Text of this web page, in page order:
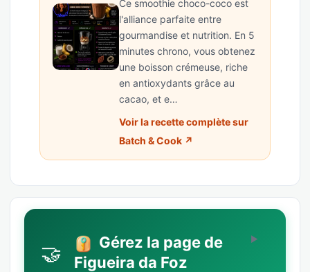
Ce smoothie choco-coco est
l'alliance parfaite entre
gourmandise et nutrition. En 5
minutes chrono, vous obtenez
une boisson crémeuse, riche
en antioxydants grâce au
cacao, et e…
Voir la recette complète sur
Batch & Cook ↗
🤝
Gérez la page de
Figueira da Foz